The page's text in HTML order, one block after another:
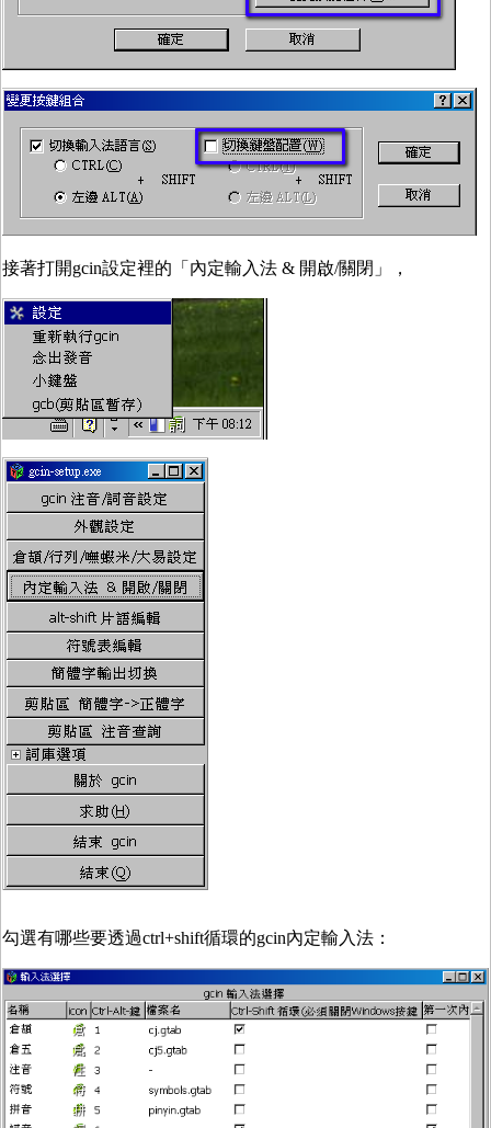
接著打開gcin設定裡的「內定輸入法 & 開啟/關閉」，
勾選有哪些要透過ctrl+shift循環的gcin內定輸入法：